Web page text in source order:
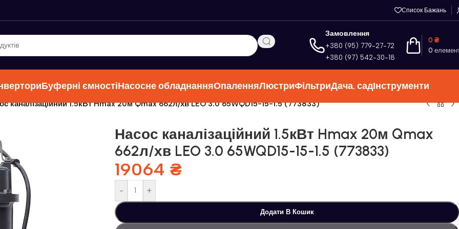
Список Бажань
Замовлення
+380 (95) 779-27-72
+380 (97) 542-30-18
0
0 ₴
Буферні ємностіНасосне обладнанняОпаленняЛюстриФільтриДача, садІнструменти
каналізаційний 1.5кВт Hmax 20м Qmax 662л/хв LEO 3.0 65WQD15-15-1.5 (773833)
Насос каналізаційний 1.5кВт Hmax 20м Qmax
662л/хв LEO 3.0 65WQD15-15-1.5 (773833)
19064 ₴
- +
Додати В Кошик